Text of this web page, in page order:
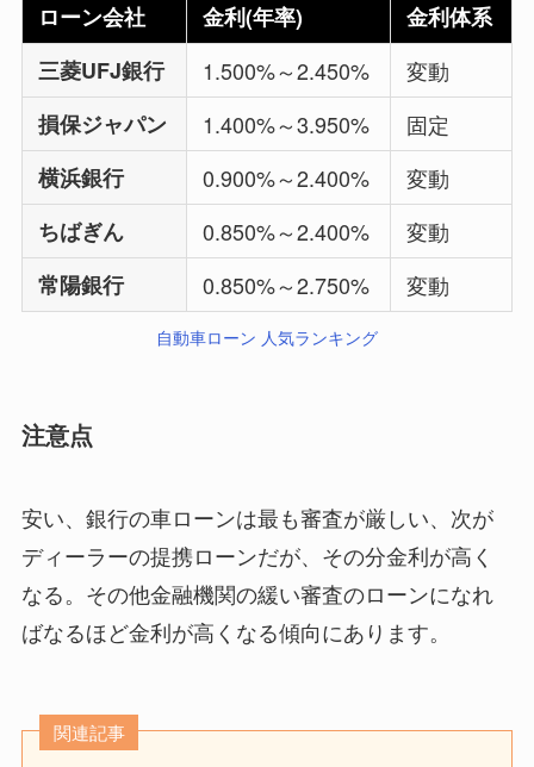
ローン会社 金利(年率)
金利体系
三菱UFJ銀行
1.500%～2.450%
変動
損保ジャパン
1.400%～3.950%
固定
横浜銀行
0.900%～2.400%
変動
ちばぎん
0.850%～2.400%
変動
常陽銀行
0.850%～2.750% 変動
自動車ローン 人気ランキング
注意点
安い、銀行の車ローンは最も審査が厳しい、次が
ディーラーの提携ローンだが、その分金利が高く
なる。その他金融機関の緩い審査のローンになれ
ばなるほど金利が高くなる傾向にあります。
関連記事